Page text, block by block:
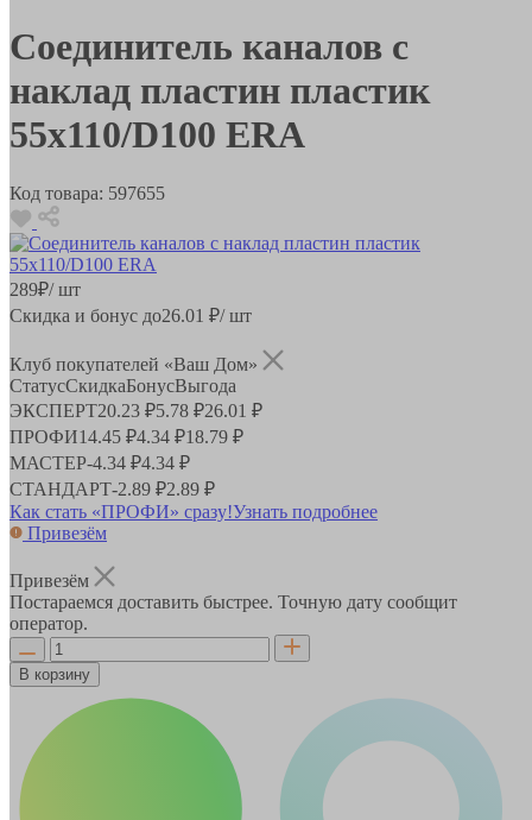
Соединитель каналов с
наклад пластин пластик
55х110/D100 ERA
Код товара: 597655
289₽/ шт
Скидка и бонус до26.01 ₽/ шт
Клуб покупателей «Ваш Дом»
СтатусСкидкаБонусВыгода
ЭКСПЕРТ20.23 ₽5.78 ₽26.01 ₽
ПРОФИ14.45 ₽4.34 ₽18.79 ₽
МАСТЕР-4.34 ₽4.34 ₽
СТАНДАРТ-2.89 ₽2.89 ₽
Как стать «ПРОФИ» сразу!Узнать подробнее
Привезём
Привезём
Постараемся доставить быстрее. Точную дату сообщит
оператор.
В корзину